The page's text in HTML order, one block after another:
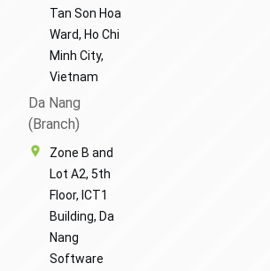
Tan Son Hoa
Ward, Ho Chi
Minh City,
Vietnam
Da Nang
(Branch)
Zone B and
Lot A2, 5th
Floor, ICT1
Building, Da
Nang
Software